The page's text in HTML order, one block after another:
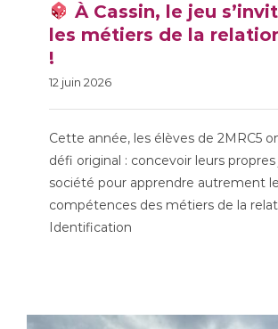
À Cassin, le jeu
dans les métiers
relation client
À Cassin, le jeu
les métiers de la
!
12 juin 2026
Cette année, les élèves de 2MRC5
défi original : concevoir leurs propres
société pour apprendre autrement
compétences des métiers de la
Identification